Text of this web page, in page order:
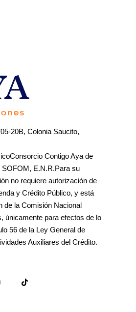
20B, Colonia Saucito,
Contigo Aya de
E.N.R.Para su
no requiere autorización de
y Crédito Público, y está
de la Comisión Nacional
únicamente para efectos de lo
56 de la Ley General de
Auxiliares del Crédito.